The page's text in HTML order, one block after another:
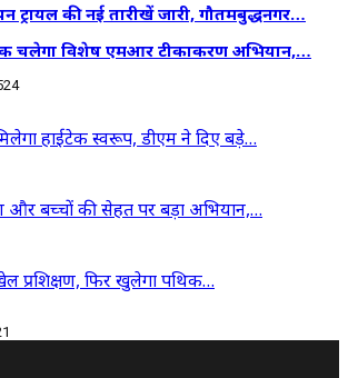
ट्रायल की नई तारीखें जारी, गौतमबुद्धनगर…
चलेगा विशेष एमआर टीकाकरण अभियान,…
हाईटेक स्वरूप, डीएम ने दिए बड़े…
और बच्चों की सेहत पर बड़ा अभियान,…
प्रशिक्षण, फिर खुलेगा पथिक…